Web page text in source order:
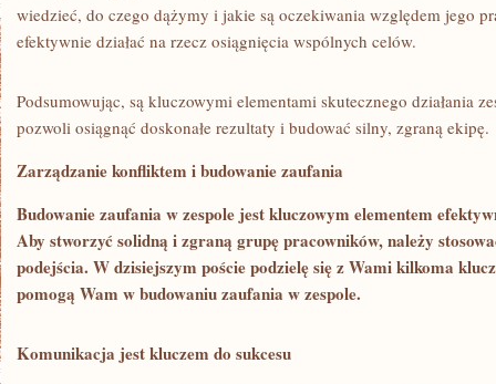
wiedzieć, do czego dążymy i ⁣jakie są oczekiwania względem jego
efektywnie działać na rzecz ‌osiągnięcia wspólnych celów.
Podsumowując, są kluczowymi elementami ⁢skutecznego działania
pozwoli osiągnąć​ doskonałe rezultaty i budować silny, zgraną ​ekipę.
Zarządzanie konfliktem i budowanie zaufania
Budowanie zaufania w zespole jest kluczowym elementem
Aby stworzyć solidną i zgraną grupę⁢ pracowników, należy
‌podejścia.​ W dzisiejszym poście podzielę się z Wami kilkoma⁤
pomogą Wam w budowaniu zaufania w zespole.
Komunikacja jest kluczem do sukcesu